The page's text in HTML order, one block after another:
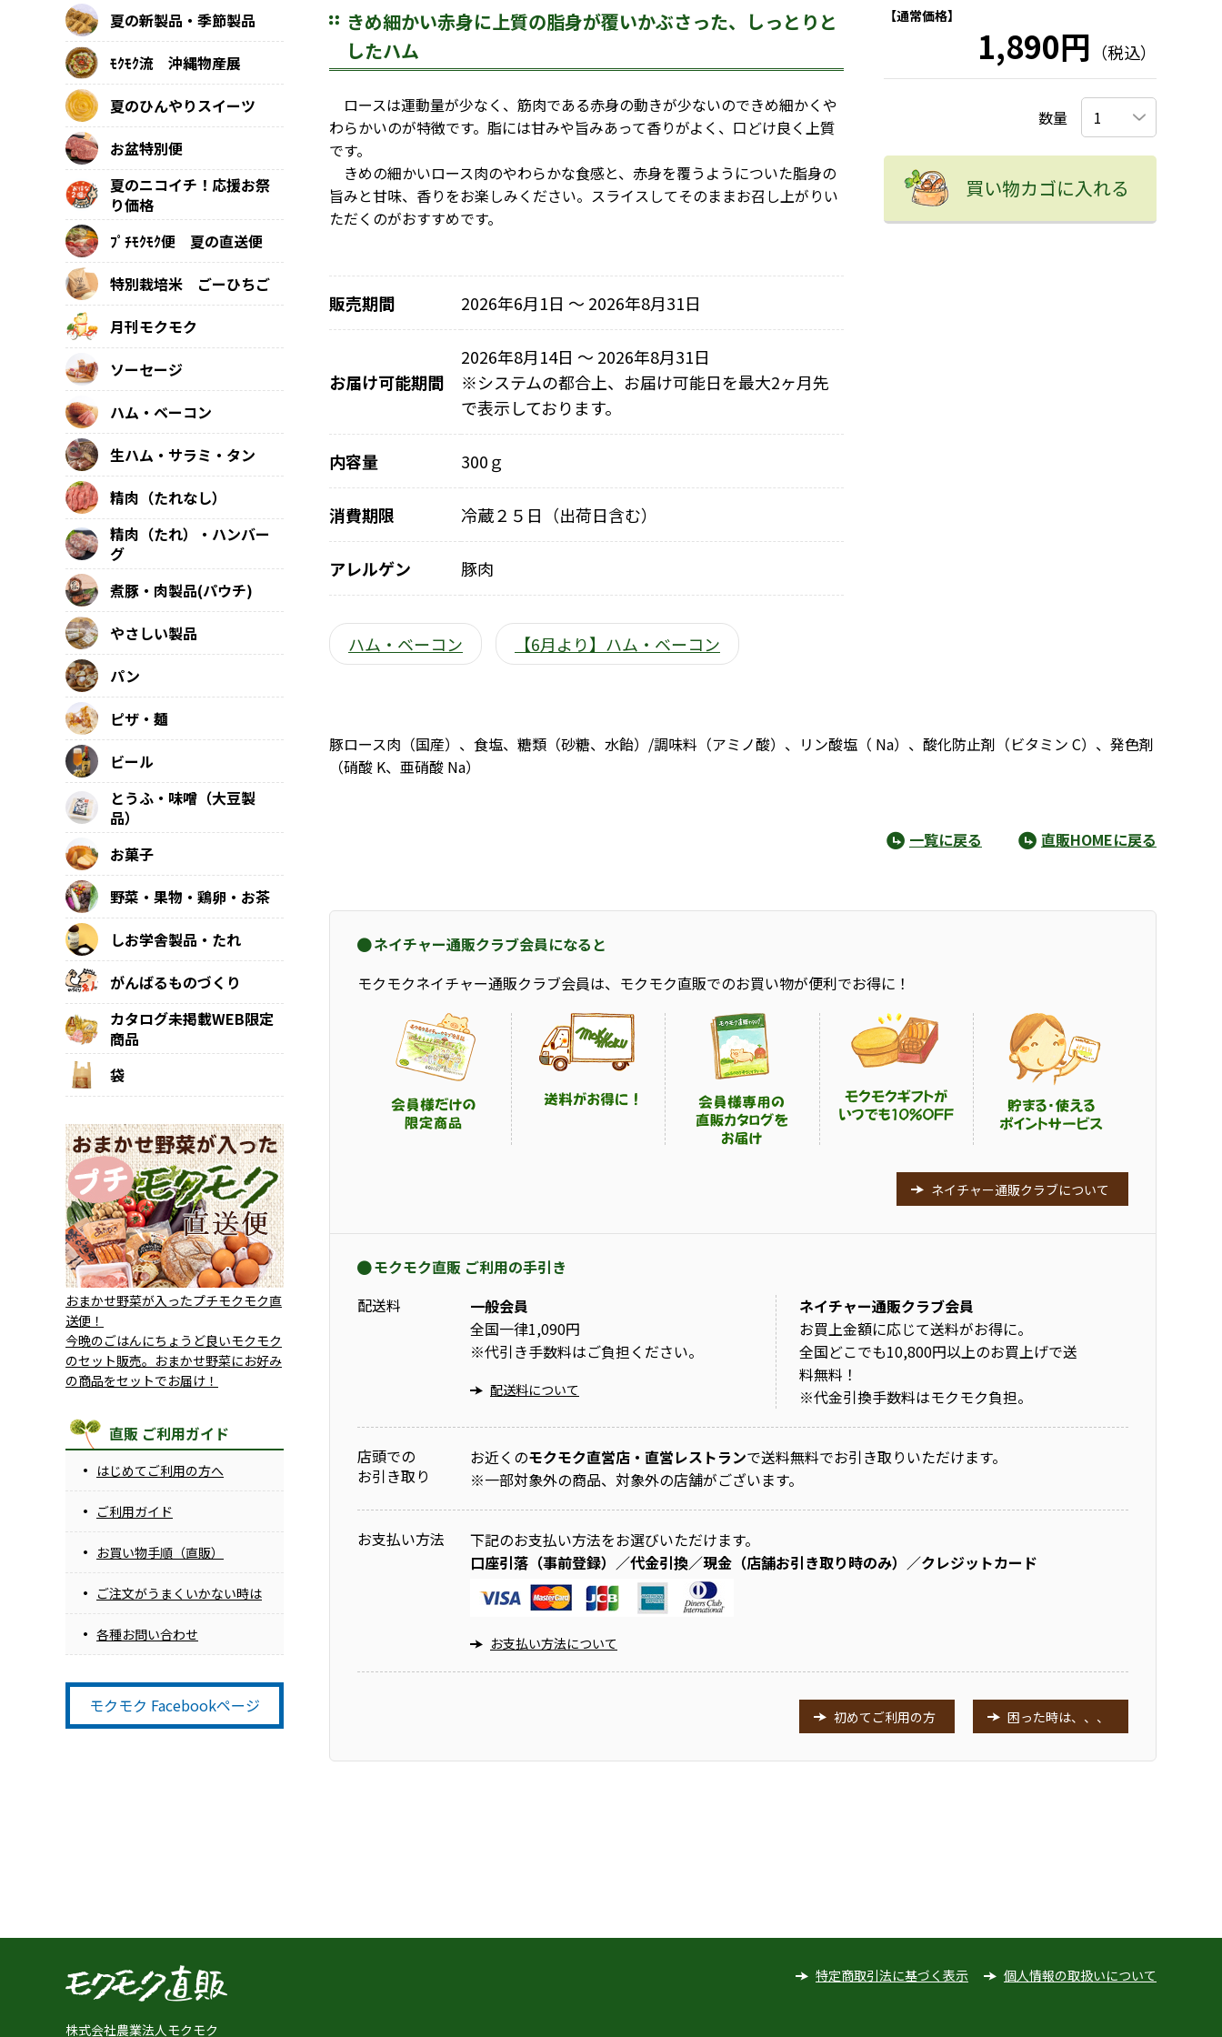
きめ細かい赤身に上質の脂身が覆いかぶさった、しっとりと
したハム
ロースは運動量が少なく、筋肉である赤身の動きが少ないのできめ細かくや
わらかいのが特徴です。脂には甘みや旨みあって香りがよく、口どけ良く上質
です。
きめの細かいロース肉のやわらかな食感と、赤身を覆うようについた脂身の
旨みと甘味、香りをお楽しみください。スライスしてそのままお召し上がりい
ただくのがおすすめです。
販売期間 2026年6月1日 〜 2026年8月31日
お届け可能期間
2026年8月14日 ～ 2026年8月31日
※システムの都合上、お届け可能日を最大2ヶ月先
で表示しております。
内容量 300ｇ
消費期限 冷蔵２５日（出荷日含む）
アレルゲン 豚肉
ハム・ベーコン 【6月より】ハム・ベーコン
【通常価格】
1,890円 （税込）
数量
買い物カゴに入れる
豚ロース肉（国産）、食塩、糖類（砂糖、水飴）/調味料（アミノ酸）、リン酸塩（ Na）、酸化防止剤（ビタミン C）、発色剤
（硝酸 K、亜硝酸 Na）
一覧に戻る 直販HOMEに戻る
夏の新製品・季節製品
ﾓｸﾓｸ流 沖縄物産展
夏のひんやりスイーツ
お盆特別便
夏のニコイチ！応援お祭
り価格
ﾌﾟﾁﾓｸﾓｸ便 夏の直送便
特別栽培米 ごーひちご
月刊モクモク
ソーセージ
ハム・ベーコン
生ハム・サラミ・タン
精肉（たれなし）
精肉（たれ）・ハンバー
グ
煮豚・肉製品(パウチ)
やさしい製品
パン
ピザ・麺
ビール
とうふ・味噌（大豆製
品）
お菓子
野菜・果物・鶏卵・お茶
しお学舎製品・たれ
がんばるものづくり
カタログ未掲載WEB限定
商品
袋
おまかせ野菜が入ったプチモクモク直
送便！
今晩のごはんにちょうど良いモクモク
のセット販売。おまかせ野菜にお好み
の商品をセットでお届け！
直販 ご利用ガイド
はじめてご利用の方へ
ご利用ガイド
お買い物手順（直販）
ご注文がうまくいかない時は
各種お問い合わせ
モクモク Facebookページ
ネイチャー通販クラブ会員になると
モクモクネイチャー通販クラブ会員は、モクモク直販でのお買い物が便利でお得に！
ネイチャー通販クラブについて
モクモク直販 ご利用の手引き
配送料
一般会員
全国一律1,090円
※代引き手数料はご負担ください。
配送料について
ネイチャー通販クラブ会員
お買上金額に応じて送料がお得に。
全国どこでも10,800円以上のお買上げで送
料無料！
※代金引換手数料はモクモク負担。
店頭での
お引き取り
お近くのモクモク直営店・直営レストランで送料無料でお引き取りいただけます。
※一部対象外の商品、対象外の店舗がございます。
お支払い方法
下記のお支払い方法をお選びいただけます。
口座引落（事前登録）／代金引換／現金（店舗お引き取り時のみ）／クレジットカード
お支払い方法について
初めてご利用の方 困った時は、、、
株式会社農業法人モクモク
特定商取引法に基づく表示 個人情報の取扱いについて